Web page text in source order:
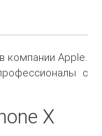
компании Apple.
с
X